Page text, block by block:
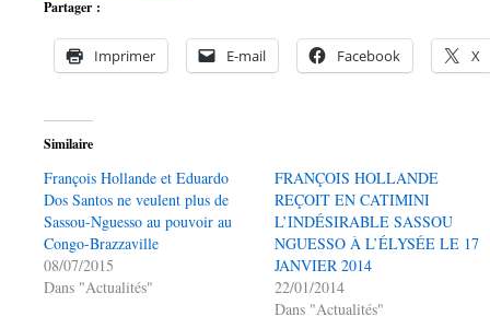
Partager :
Imprimer E-mail Facebook X
Similaire
François Hollande et Eduardo
Dos Santos ne veulent plus de
Sassou-Nguesso au pouvoir au
Congo-Brazzaville
08/07/2015
Dans "Actualités"
FRANÇOIS HOLLANDE
REÇOIT EN CATIMINI
L’INDÉSIRABLE SASSOU
NGUESSO À L’ÉLYSÉE LE 17
JANVIER 2014
22/01/2014
Dans "Actualités"